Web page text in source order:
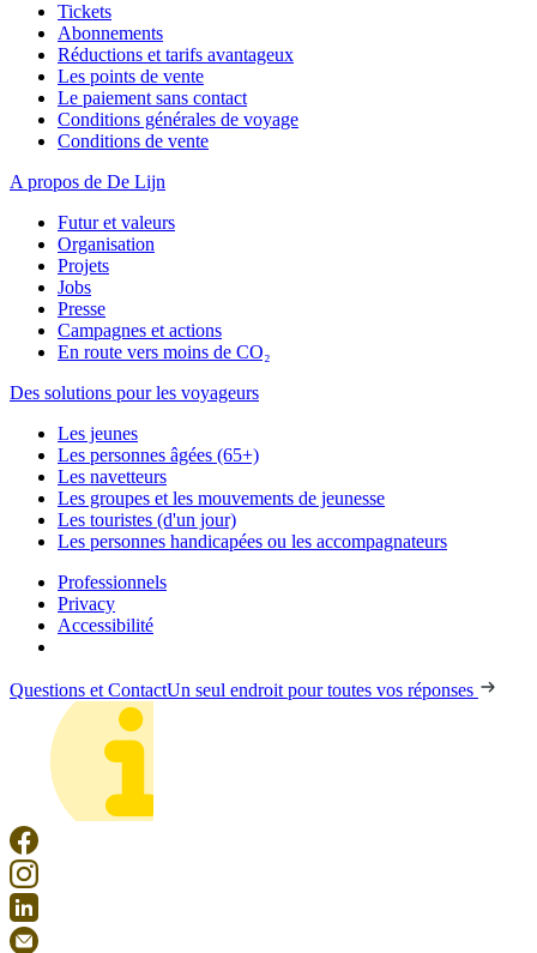
Tickets
Abonnements
Réductions et tarifs avantageux
Les points de vente
Le paiement sans contact
Conditions générales de voyage
Conditions de vente
A propos de De Lijn
Futur et valeurs
Organisation
Projets
Jobs
Presse
Campagnes et actions
En route vers moins de CO₂
Des solutions pour les voyageurs
Les jeunes
Les personnes âgées (65+)
Les navetteurs
Les groupes et les mouvements de jeunesse
Les touristes (d'un jour)
Les personnes handicapées ou les accompagnateurs
Professionnels
Privacy
Accessibilité
Questions et ContactUn seul endroit pour toutes vos réponses